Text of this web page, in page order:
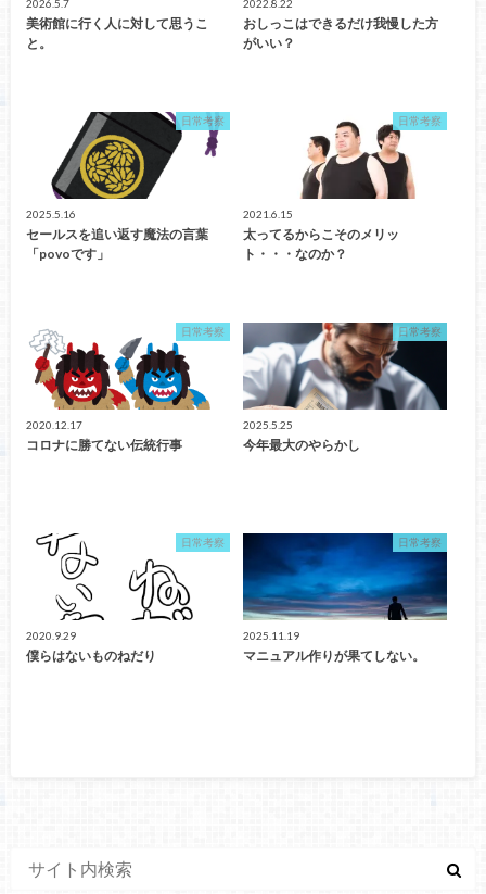
2026.5.7
美術館に行く人に対して思うこ
と。
2022.8.22
おしっこはできるだけ我慢した方
がいい？
日常考察
2025.5.16
セールスを追い返す魔法の言葉
「povoです」
日常考察
2021.6.15
太ってるからこそのメリッ
ト・・・なのか？
日常考察
2020.12.17
コロナに勝てない伝統行事
日常考察
2025.5.25
今年最大のやらかし
日常考察
2020.9.29
僕らはないものねだり
日常考察
2025.11.19
マニュアル作りが果てしない。